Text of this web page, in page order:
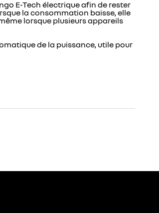
E-Tech électrique afin de rester
la consommation baisse, elle
lorsque plusieurs appareils
de la puissance, utile pour